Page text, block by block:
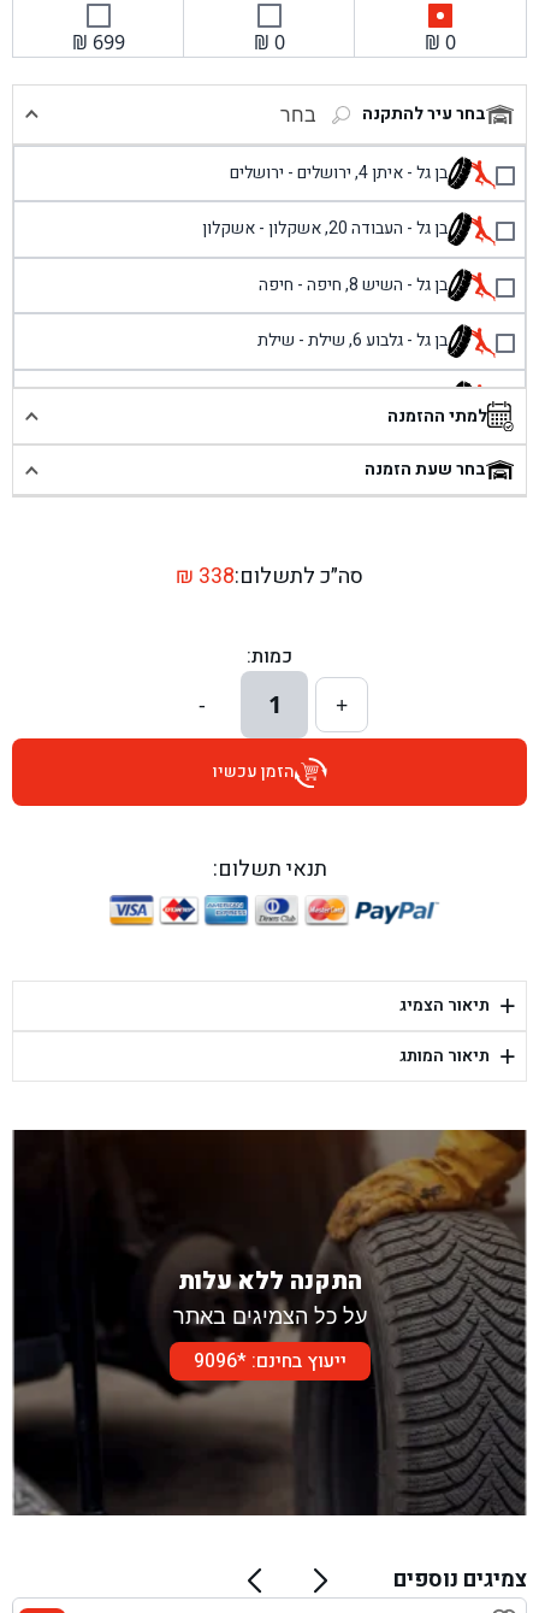
₪ 0
₪ 0
₪ 699
בחר עיר להתקנה בחר
בן גל - איתן 4, ירושלים - ירושלים
בן גל - העבודה 20, אשקלון - אשקלון
בן גל - השיש 8, חיפה - חיפה
בן גל - גלבוע 6, שילת - שילת
בן גל - פוריידיס, כניסה צפונית מול כביש 4 - פרדיס
בן גל - שכונת אזור תעשייה זעירה, עיילבון - עיילבון
בן גל - דרך השבעה 20, אזור - אזור
בן גל - הרצל 6, גדרה - גדרה
בן גל - שדרות דוד בן גוריון 8, באר שבע - באר שבע
בן גל - היובלים 26, הוד השרון - הוד השרון
בן גל - יפת 88, תל אביב יפו - תל אביב
בן גל - דור אלון הר טוב - בית שמש
למתי ההזמנה
בחר שעת הזמנה
סה״כ לתשלום: ₪ 338
כמות:
+
1
-
הזמן עכשיו
תנאי תשלום:
+ תיאור הצמיג
+ תיאור המותג
התקנה ללא עלות
על כל הצמיגים באתר
ייעוץ בחינם: *9096
צמיגים נוספים